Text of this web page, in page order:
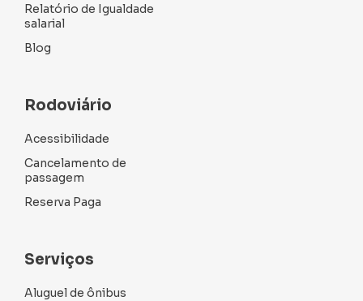
Relatório de Igualdade
salarial
Blog
Rodoviário
Acessibilidade
Cancelamento de
passagem
Reserva Paga
Serviços
Aluguel de ônibus